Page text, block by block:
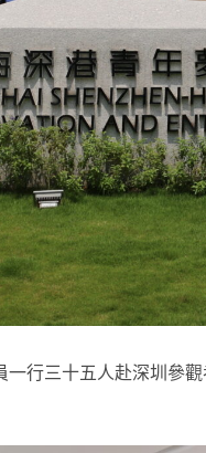
行三十五人赴深圳參